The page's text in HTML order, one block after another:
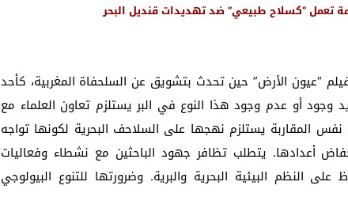
تعمل “كسلاح طبيعي” ضد تهديدات قنديل البحر
“عيون الأرض” حين تحدث بتشويق عن السلحفاة المغربية، كأحد
وجود أو عدم وجود هذا النوع في البر يستلزم تعاون العلماء مع
نفس المقاربة يستلزم نهجها على السلاحف البحرية لكونها تواجه
أعدادها. يتطلب تظافر جهود الباحثين مع نشطاء وفعاليات
النظم البيئية البحرية والبرية. وضرورتها للتنوع البيولوجي